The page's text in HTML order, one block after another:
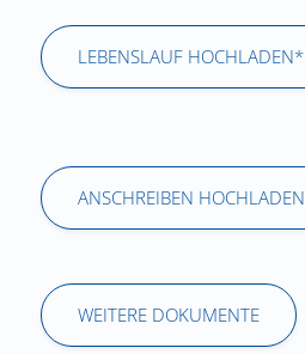
LEBENSLAUF HOCHLADEN*
ANSCHREIBEN HOCHLADEN
WEITERE DOKUMENTE